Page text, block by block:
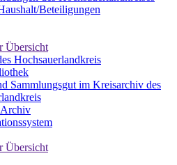
Beteiligungen
Übersicht
Hochsauerlandkreis
Sammlungsgut im Kreisarchiv des
Übersicht